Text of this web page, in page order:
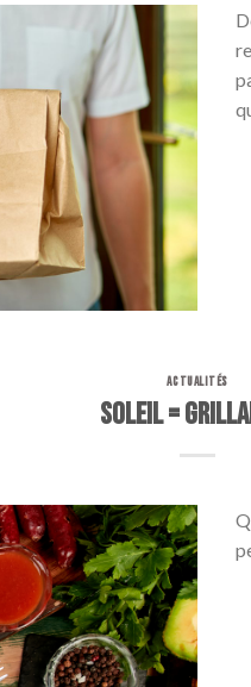
ACTUALITÉS
SOLEIL =